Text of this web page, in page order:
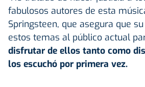
fabulosos autores de esta
Springsteen, que asegura que
estos temas al público actual
disfrutar de ellos tanto como
los escuchó por primera vez.